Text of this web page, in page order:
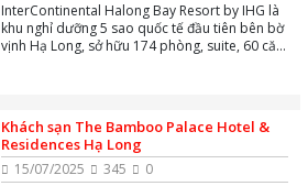
InterContinental Halong Bay Resort by IHG là
khu nghỉ dưỡng 5 sao quốc tế đầu tiên bên bờ
vịnh Hạ Long, sở hữu 174 phòng, suite, 60 căn
Khách sạn The Bamboo Palace Hotel &
Residences Hạ Long
15/07/2025 345
0